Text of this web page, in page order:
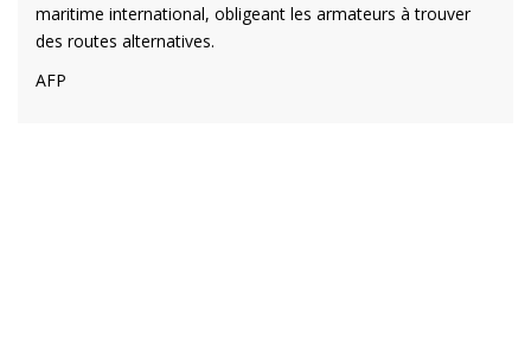
maritime international, obligeant les armateurs à trouver
des routes alternatives.
AFP